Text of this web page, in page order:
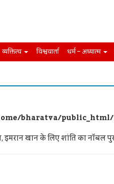
व्यक्तित्व विश्ववार्ता धर्म – अध्यात्म
bharatva/
खान के लिए शांति का नाॅबल